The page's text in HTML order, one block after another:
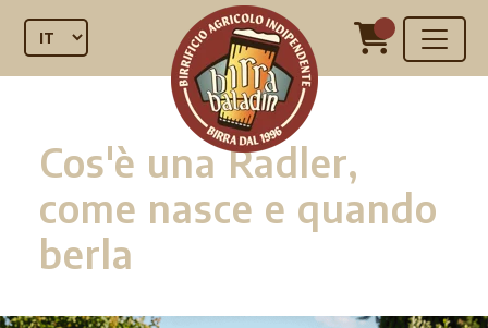
Cos'è una Radler,
come nasce e quando
berla